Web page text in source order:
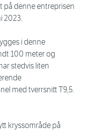
på denne entreprisen
2023.
i denne
100 meter og
stedvis liten
med tverrsnitt T9,5.
kryssområde på